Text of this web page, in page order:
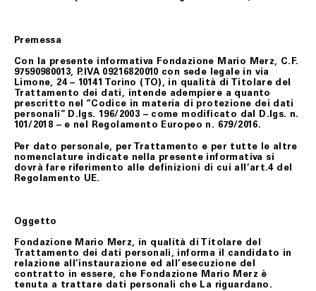
Premessa
Con la presente informativa Fondazione Mario Merz, C.F.
97590980013, P.IVA 09216820010 con sede legale in via
Limone, 24 – 10141 Torino (TO), in qualità di Titolare del
Trattamento dei dati, intende adempiere a quanto
prescritto nel “Codice in materia di protezione dei dati
personali” D.lgs. 196/2003 – come modificato dal D.lgs. n.
101/2018 – e nel Regolamento Europeo n. 679/2016.
Per dato personale, per Trattamento e per tutte le altre
nomenclature indicate nella presente informativa si
dovrà fare riferimento alle definizioni di cui all’art.4 del
Regolamento UE.
Oggetto
Fondazione Mario Merz, in qualità di Titolare del
Trattamento dei dati personali, informa il candidato in
relazione all’instaurazione ed all’esecuzione del
contratto in essere, che Fondazione Mario Merz è
tenuta a trattare dati personali che La riguardano.